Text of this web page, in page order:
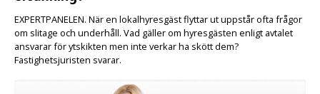
EXPERTPANELEN. När en lokalhyresgäst flyttar ut uppstår ofta frågor
om slitage och underhåll. Vad gäller om hyresgästen enligt avtalet
ansvarar för ytskikten men inte verkar ha skött dem?
Fastighetsjuristen svarar.